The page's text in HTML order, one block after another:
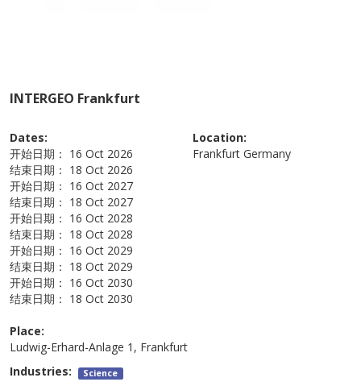
INTERGEO Frankfurt
Dates:
开始日期： 16 Oct 2026
结束日期： 18 Oct 2026
开始日期： 16 Oct 2027
结束日期： 18 Oct 2027
开始日期： 16 Oct 2028
结束日期： 18 Oct 2028
开始日期： 16 Oct 2029
结束日期： 18 Oct 2029
开始日期： 16 Oct 2030
结束日期： 18 Oct 2030
Location:
Frankfurt Germany
Place:
Ludwig-Erhard-Anlage 1, Frankfurt
Industries: Science